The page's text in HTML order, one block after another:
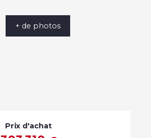
+ de photos
Prix d'achat